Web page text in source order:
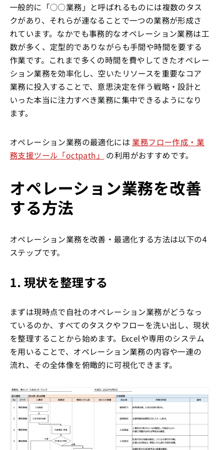
一般的に「○○業務」と呼ばれるものには複数のタス
クがあり、それらが連なることで一つの業務が形成さ
れています。なかでも事務的なオペレーション業務は工
数が多く、定型的でありながらも手間や時間を要する
作業です。これまで多くの時間を費やしてきたオペレー
ション業務を効率化し、空いたリソースを重要なコア
業務に投入することで、意思決定を伴う戦略・設計と
いった本当に注力すべき業務に集中できるようになり
ます。
オペレーション業務の最適化には 業務フロー作成・業
務支援ツール「octpath」
の利用がおすすめです。
オペレーション業務を改善
する方法
オペレーション業務を改善・最適化する方法は以下の4
ステップです。
1. 現状を整理する
まずは現時点で自社のオペレーション業務がどうなっ
ているのか、すべてのタスクやフローを洗い出し、現状
を整理することから始めます。Excelや専用のシステム
を用いることで、オペレーション業務の内容や一連の
流れ、その全体像を俯瞰的に可視化できます。